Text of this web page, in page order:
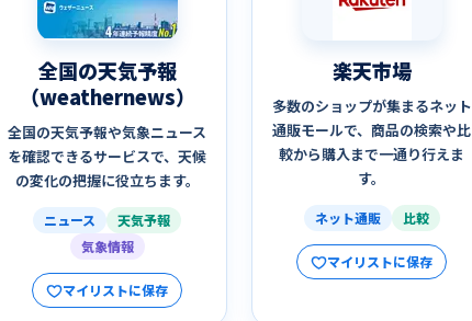
全国の天気予報
（weathernews）
全国の天気予報や気象ニュース
を確認できるサービスで、天候
の変化の把握に役立ちます。
ニュース
天気予報
気象情報
マイリストに保存
楽天市場
多数のショップが集まるネット
通販モールで、商品の検索や比
較から購入まで一通り行えま
す。
ネット通販 比較
マイリストに保存